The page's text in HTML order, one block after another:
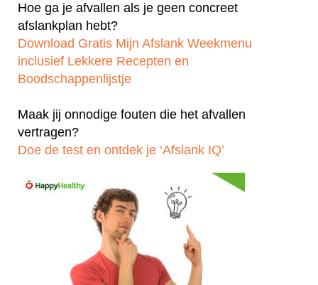
Hoe ga je afvallen als je geen concreet
afslankplan hebt?
Download Gratis Mijn Afslank Weekmenu
inclusief Lekkere Recepten en
Boodschappenlijstje
Maak jij onnodige fouten die het afvallen
vertragen?
Doe de test en ontdek je ‘Afslank IQ’